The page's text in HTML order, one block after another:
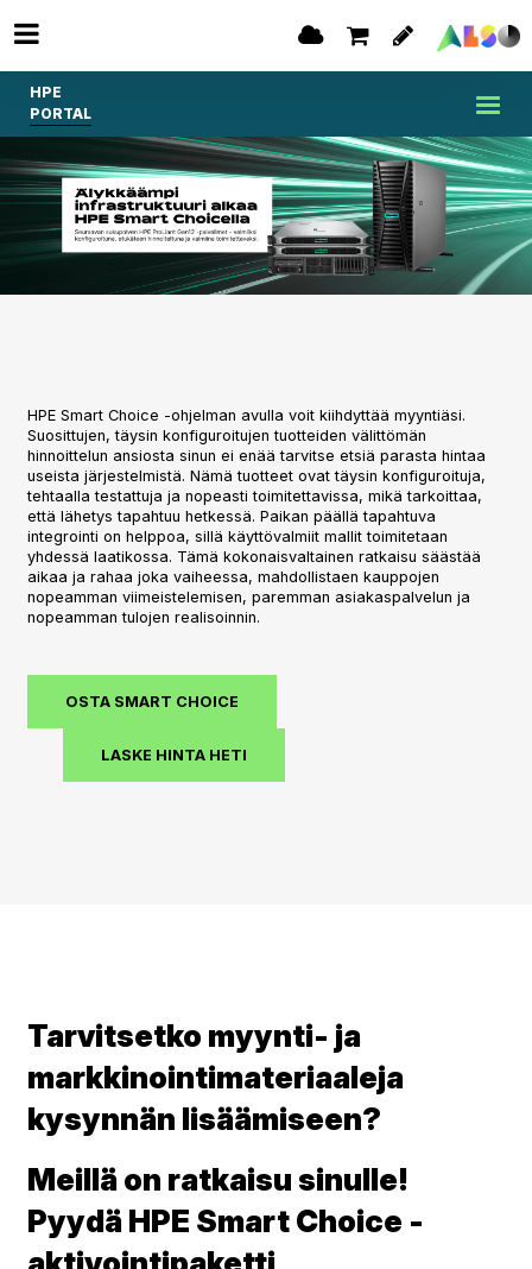
HPE
PORTAL
HPE Smart Choice -ohjelman avulla voit kiihdyttää myyntiäsi.
Suosittujen, täysin konfiguroitujen tuotteiden välittömän
hinnoittelun ansiosta sinun ei enää tarvitse etsiä parasta hintaa
useista järjestelmistä. Nämä tuotteet ovat täysin konfiguroituja,
tehtaalla testattuja ja nopeasti toimitettavissa, mikä tarkoittaa,
että lähetys tapahtuu hetkessä. Paikan päällä tapahtuva
integrointi on helppoa, sillä käyttövalmiit mallit toimitetaan
yhdessä laatikossa. Tämä kokonaisvaltainen ratkaisu säästää
aikaa ja rahaa joka vaiheessa, mahdollistaen kauppojen
nopeamman viimeistelemisen, paremman asiakaspalvelun ja
nopeamman tulojen realisoinnin.
OSTA SMART CHOICE
LASKE HINTA HETI
Tarvitsetko myynti- ja
markkinointimateriaaleja
kysynnän lisäämiseen?
Meillä on ratkaisu sinulle!
Pyydä HPE Smart Choice -